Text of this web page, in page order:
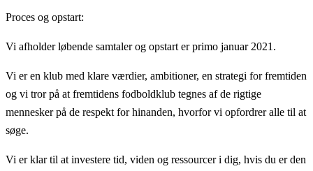
Proces og opstart:
Vi afholder løbende samtaler og opstart er primo januar 2021.
Vi er en klub med klare værdier, ambitioner, en strategi for fremtiden
og vi tror på at fremtidens fodboldklub tegnes af de rigtige
mennesker på de respekt for hinanden, hvorfor vi opfordrer alle til at
søge.
Vi er klar til at investere tid, viden og ressourcer i dig, hvis du er den